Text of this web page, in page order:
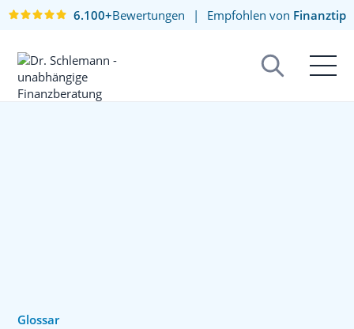
6.100+Bewertungen | Empfohlen von Finanztip
Glossar